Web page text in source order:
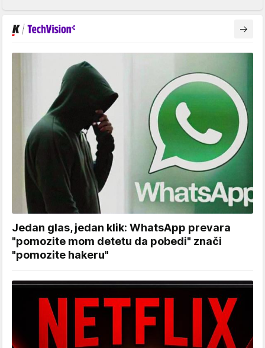
Jedan glas, jedan klik: WhatsApp prevara
"pomozite mom detetu da pobedi" znači
"pomozite hakeru"